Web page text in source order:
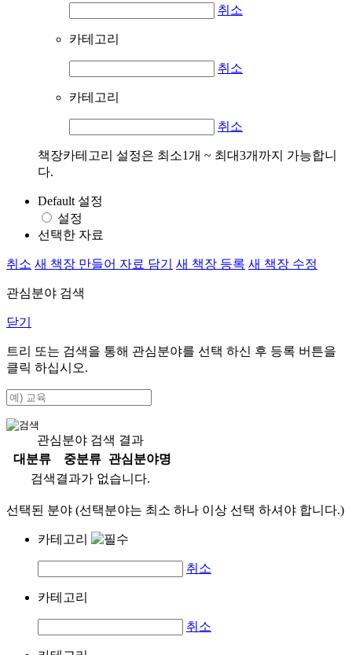
취소
카테고리
취소
카테고리
취소
책장카테고리 설정은 최소1개 ~ 최대3개까지 가능합니
다.
Default 설정
설정
선택한 자료
취소 새 책장 만들어 자료 담기 새 책장 등록 새 책장 수정
관심분야 검색
닫기
트리 또는 검색을 통해 관심분야를 선택 하신 후 등록 버튼을
클릭 하십시오.
관심분야 검색 결과
대분류
중분류
관심분야명
검색결과가 없습니다.
선택된 분야 (선택분야는 최소 하나 이상 선택 하셔야 합니다.)
카테고리
취소
카테고리
취소